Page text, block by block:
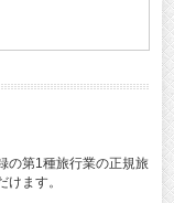
の第1種旅行業の正規旅
ます。